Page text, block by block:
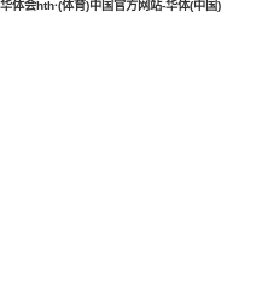
华体会hth·(体育)中国官方网站-华体(中国)